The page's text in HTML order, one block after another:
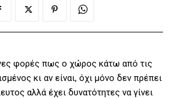
φορές πως ο χώρος κάτω από τις
κι αν είναι, όχι μόνο δεν πρέπει
αλλά έχει δυνατότητες να γίνει